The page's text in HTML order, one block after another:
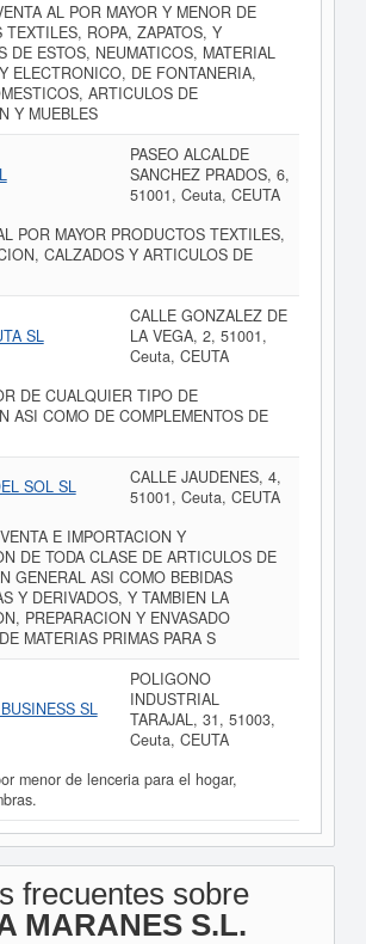
AL POR MAYOR Y MENOR DE
TEXTILES, ROPA, ZAPATOS, Y
DE ESTOS, NEUMATICOS, MATERIAL
ELECTRONICO, DE FONTANERIA,
ARTICULOS DE
Y MUEBLES
PASEO ALCALDE
SANCHEZ PRADOS, 6,
51001, Ceuta, CEUTA
POR MAYOR PRODUCTOS TEXTILES,
CALZADOS Y ARTICULOS DE
SL
CALLE GONZALEZ DE
LA VEGA, 2, 51001,
Ceuta, CEUTA
DE CUALQUIER TIPO DE
ASI COMO DE COMPLEMENTOS DE
SOL SL
CALLE JAUDENES, 4,
51001, Ceuta, CEUTA
E IMPORTACION Y
DE TODA CLASE DE ARTICULOS DE
GENERAL ASI COMO BEBIDAS
Y DERIVADOS, Y TAMBIEN LA
PREPARACION Y ENVASADO
MATERIAS PRIMAS PARA S
SL
POLIGONO
INDUSTRIAL
TARAJAL, 31, 51003,
Ceuta, CEUTA
menor de lenceria para el hogar,
frecuentes sobre
MARANES S.L.